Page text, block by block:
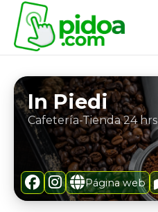
In Piedi
Cafetería-Tienda 24 hrs
Página web